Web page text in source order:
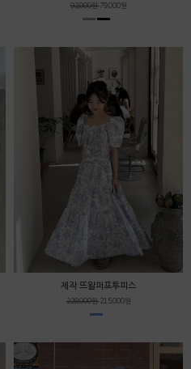
92,000원79,000원
제작 뜨왈퍼프투피스
228,000원 215,000원